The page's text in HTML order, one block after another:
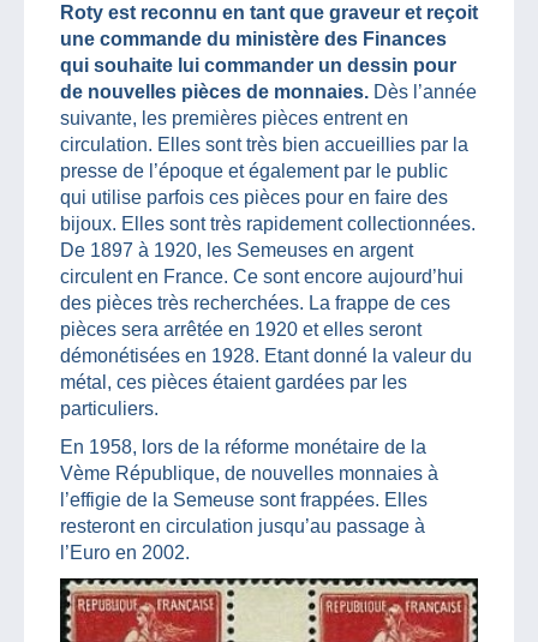
Roty est reconnu en tant que graveur et reçoit
une commande du ministère des Finances
qui souhaite lui commander un dessin pour
de nouvelles pièces de monnaies. Dès l’année
suivante, les premières pièces entrent en
circulation. Elles sont très bien accueillies par la
presse de l’époque et également par le public
qui utilise parfois ces pièces pour en faire des
bijoux. Elles sont très rapidement collectionnées.
De 1897 à 1920, les Semeuses en argent
circulent en France. Ce sont encore aujourd’hui
des pièces très recherchées. La frappe de ces
pièces sera arrêtée en 1920 et elles seront
démonétisées en 1928. Etant donné la valeur du
métal, ces pièces étaient gardées par les
particuliers.
En 1958, lors de la réforme monétaire de la
Vème République, de nouvelles monnaies à
l’effigie de la Semeuse sont frappées. Elles
resteront en circulation jusqu’au passage à
l’Euro en 2002.